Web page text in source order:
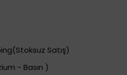
Satış)
- Basın )